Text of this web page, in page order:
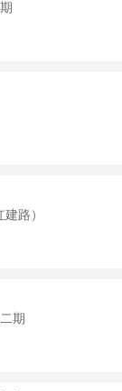
路）
期